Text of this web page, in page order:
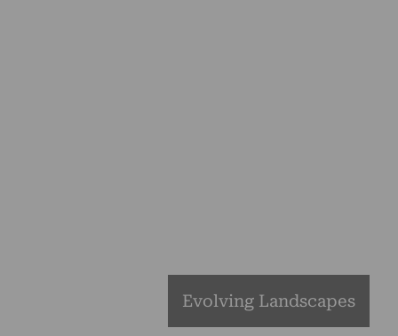
Evolving Landscapes